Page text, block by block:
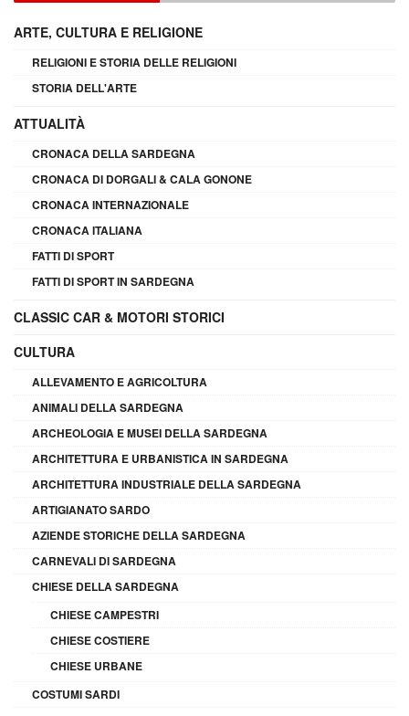
ARTE, CULTURA E RELIGIONE
RELIGIONI E STORIA DELLE RELIGIONI
STORIA DELL'ARTE
ATTUALITÀ
CRONACA DELLA SARDEGNA
CRONACA DI DORGALI & CALA GONONE
CRONACA INTERNAZIONALE
CRONACA ITALIANA
FATTI DI SPORT
FATTI DI SPORT IN SARDEGNA
CLASSIC CAR & MOTORI STORICI
CULTURA
ALLEVAMENTO E AGRICOLTURA
ANIMALI DELLA SARDEGNA
ARCHEOLOGIA E MUSEI DELLA SARDEGNA
ARCHITETTURA E URBANISTICA IN SARDEGNA
ARCHITETTURA INDUSTRIALE DELLA SARDEGNA
ARTIGIANATO SARDO
AZIENDE STORICHE DELLA SARDEGNA
CARNEVALI DI SARDEGNA
CHIESE DELLA SARDEGNA
CHIESE CAMPESTRI
CHIESE COSTIERE
CHIESE URBANE
COSTUMI SARDI